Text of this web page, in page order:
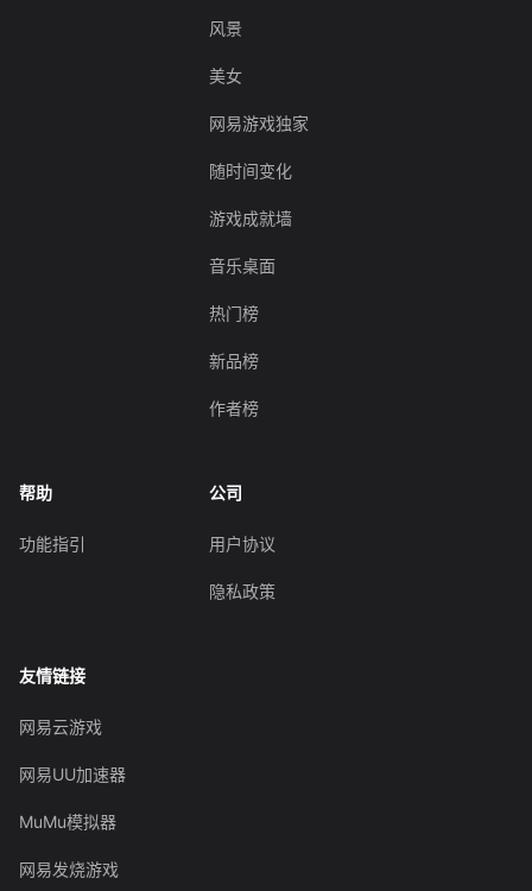
风景
美女
网易游戏独家
随时间变化
游戏成就墙
音乐桌面
热门榜
新品榜
作者榜
帮助
功能指引
公司
用户协议
隐私政策
友情链接
网易云游戏
网易UU加速器
MuMu模拟器
网易发烧游戏